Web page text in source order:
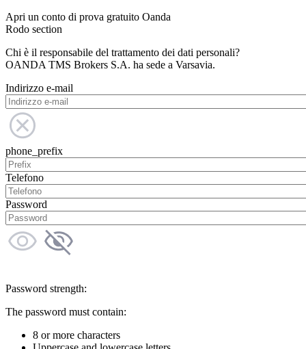
Apri un conto di prova gratuito Oanda
Rodo section
Chi è il responsabile del trattamento dei dati personali?
OANDA TMS Brokers S.A. ha sede a Varsavia.
Indirizzo e-mail
phone_prefix
Telefono
Password
Password strength:
The password must contain:
8 or more characters